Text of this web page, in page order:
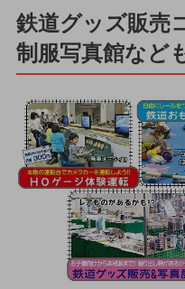
鉄道グッズ販売
制服写真館など